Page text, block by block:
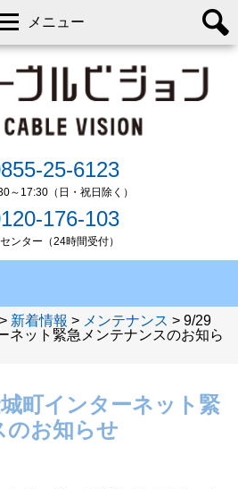
25-6123
～17:30（日・祝日除く）
176-103
ンター（24時間受付）
メニュー
> 新着情報 > メンテナンス > 9/29
ット緊急メンテナンスのお知ら
町インターネット緊
のお知らせ